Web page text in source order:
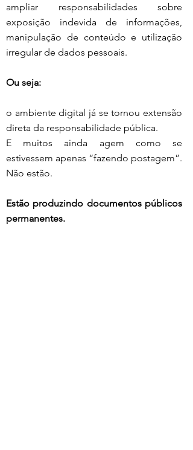
ampliar responsabilidades sobre
exposição indevida de informações,
manipulação de conteúdo e utilização
irregular de dados pessoais.
Ou seja:
o ambiente digital já se tornou extensão
direta da responsabilidade pública.
E muitos ainda agem como se
estivessem apenas “fazendo postagem”.
Não estão.
Estão produzindo documentos públicos
permanentes.